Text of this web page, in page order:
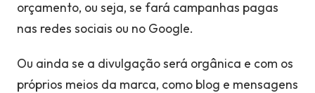
orçamento, ou seja, se fará campanhas pagas
nas redes sociais ou no Google.
Ou ainda se a divulgação será orgânica e com os
próprios meios da marca, como blog e mensagens